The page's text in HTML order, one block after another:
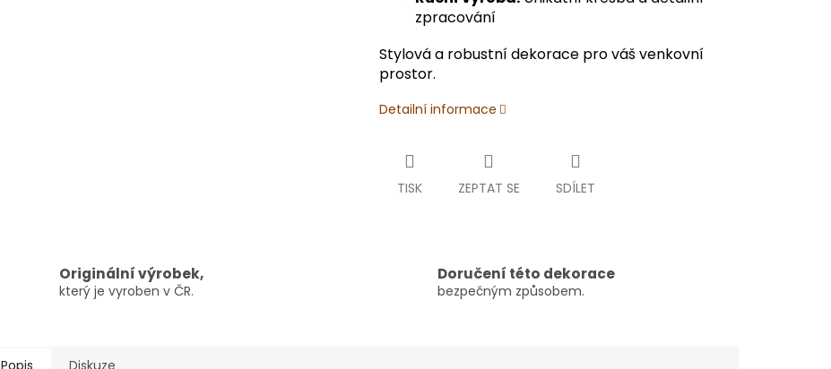
zpracování
Stylová a robustní dekorace pro váš venkovní
prostor.
Detailní informace
TISK ZEPTAT SE SDÍLET
Originální výrobek,
který je vyroben v ČR.
Doručení této dekorace
bezpečným způsobem.